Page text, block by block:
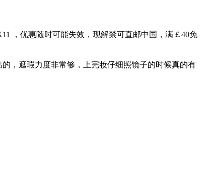
，优惠随时可能失效，现解禁可直邮中国，满￡40免
，遮瑕力度非常够，上完妆仔细照镜子的时候真的有